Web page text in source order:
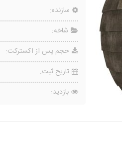
سازنده:
شاخه:
حجم پس از اکسترکت:
تاریخ ثبت:
بازدید: